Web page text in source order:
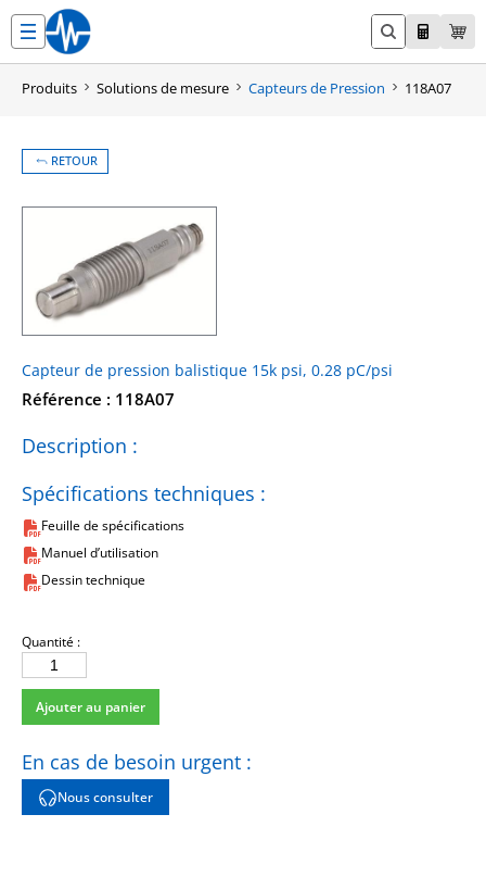
contenu
Produits Solutions de mesure Capteurs de Pression 118A07
RETOUR
Capteur de pression balistique 15k psi, 0.28 pC/psi
Référence : 118A07
Spécifications techniques :
Feuille de spécifications
Manuel d’utilisation
Dessin technique
Description :
Quantité :
quantité
de
118A07
Ajouter au panier
En cas de besoin urgent :
Nous consulter